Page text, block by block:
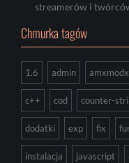
streamerów i
Chmurka tagów
1.6 admin amxmodx
c++ cod counter-
dodatki exp fix
instalacja javascript